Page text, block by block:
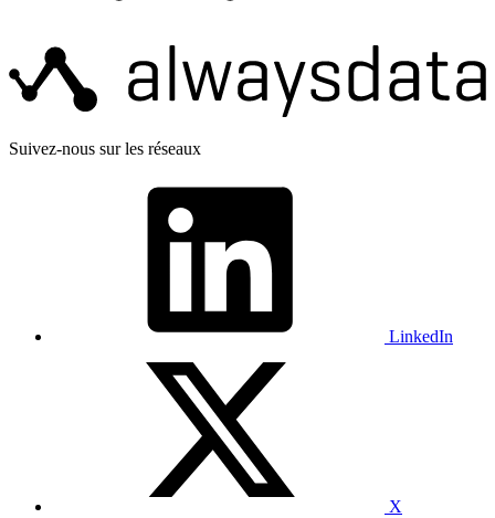
Suivez-nous sur les réseaux
LinkedIn
X